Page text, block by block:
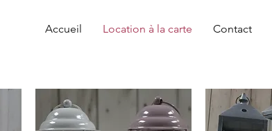
Accueil Location à la carte Contact